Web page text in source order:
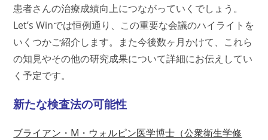
患者さんの治療成績向上につながっていくでしょう。
Let’s Winでは恒例通り、この重要な会議のハイライトを
いくつかご紹介します。また今後数ヶ月かけて、これら
の知見やその他の研究成果について詳細にお伝えしてい
く予定です。
新たな検査法の可能性
ブライアン・M・ウォルピン医学博士（公衆衛生学修